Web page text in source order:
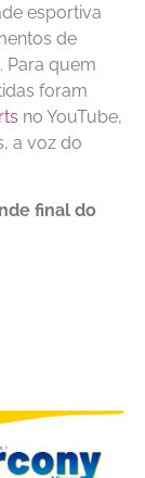
esportiva
de
Para quem
foram
no YouTube,
a voz do
final do